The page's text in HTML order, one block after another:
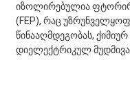
იზოლირებულია
(FEP), რაც
წინააღმდეგობას,
დიელექტრიკულ